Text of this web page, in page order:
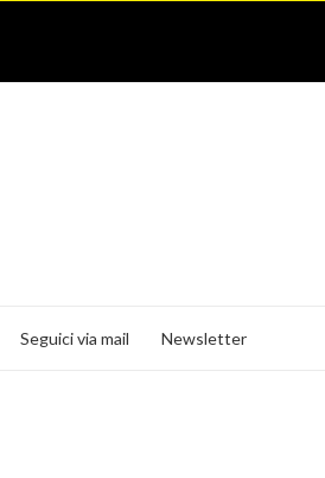
Seguici via mail Newsletter